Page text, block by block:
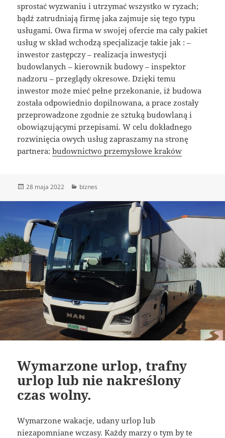
sprostać wyzwaniu i utrzymać wszystko w ryzach;
bądź zatrudniają firmę jaka zajmuje się tego typu
usługami. Owa firma w swojej ofercie ma cały pakiet
usług w skład wchodzą specjalizacje takie jak : –
inwestor zastępczy – realizacja inwestycji
budowlanych – kierownik budowy – inspektor
nadzoru – przeglądy okresowe. Dzięki temu
inwestor może mieć pełne przekonanie, iż budowa
została odpowiednio dopilnowana, a prace zostały
przeprowadzone zgodnie ze sztuką budowlaną i
obowiązującymi przepisami. W celu dokładnego
rozwinięcia owych usług zapraszamy na stronę
partnera:budownictwo przemysłowe kraków
Data
28 maja 2022 Kategorie
biznes
Wymarzone urlop, trafny
urlop lub nie nakreślony
czas wolny.
Wymarzone wakacje, udany urlop lub
niezapomniane wczasy. Każdy marzy o tym by te